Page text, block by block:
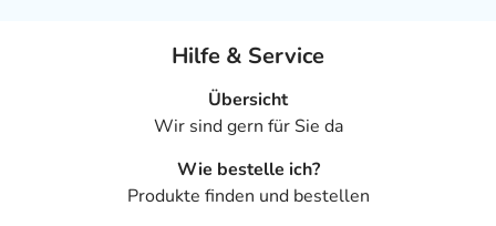
Hilfe & Service
Übersicht
Wir sind gern für Sie da
Wie bestelle ich?
Produkte finden und bestellen